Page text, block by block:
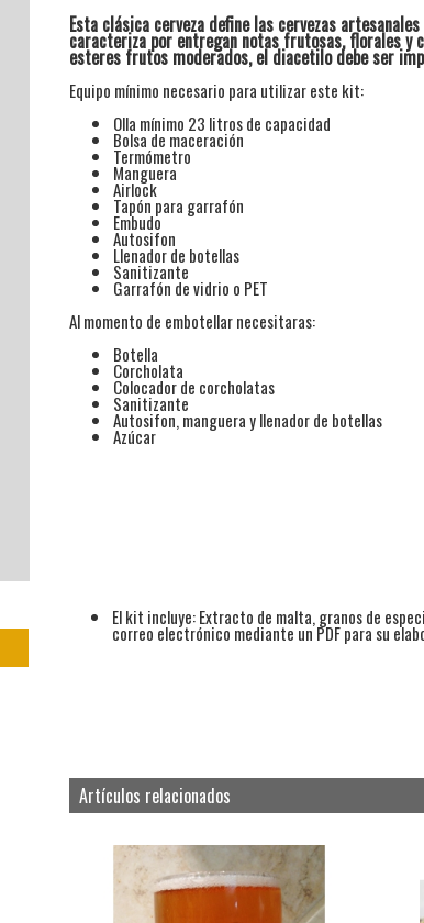
Esta clásica cerveza define las cervezas
caracteriza por entregan notas frutosas, florales y
esteres frutos moderados, el diacetilo debe ser
Equipo mínimo necesario para utilizar este kit:
Olla mínimo 23 litros de capacidad
Bolsa de maceración
Termómetro
Manguera
Airlock
Tapón para garrafón
Embudo
Autosifon
Llenador de botellas
Sanitizante
Garrafón de vidrio o PET
Al momento de embotellar necesitaras:
Botella
Corcholata
Colocador de corcholatas
Sanitizante
Autosifon, manguera y llenador de botellas
Azúcar
El kit incluye: Extracto de malta, granos de
correo electrónico mediante un PDF para su
Artículos relacionados